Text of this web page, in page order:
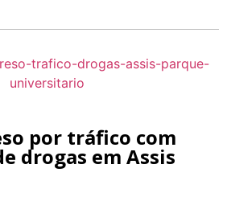
por tráfico com
drogas em Assis